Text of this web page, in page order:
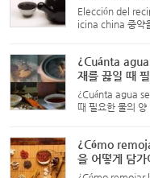
Elección del
icina china 중약
¿Cuánta
재를 끓일 때
¿Cuánta agua
때 필요한 물의
¿Cómo
을 어떻게 담가